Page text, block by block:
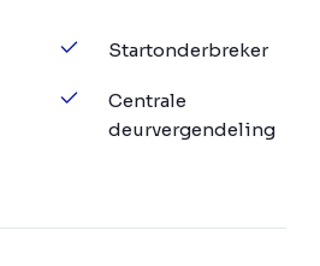
Startonderbreker
Centrale
deurvergendeling